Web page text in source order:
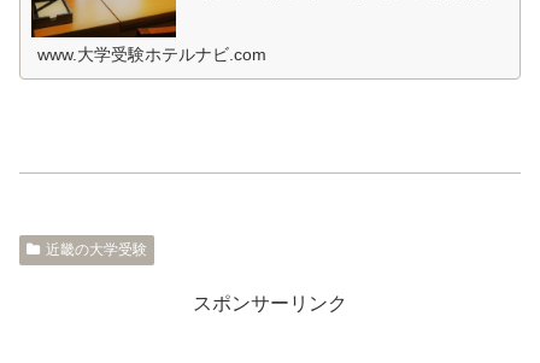
www.大学受験ホテルナビ.com
近畿の大学受験
スポンサーリンク